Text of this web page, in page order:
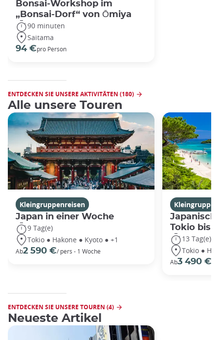
Bonsai-Workshop im
„Bonsai-Dorf“ von Ōmiya
90 minuten
Saitama
94 €pro Person
ENTDECKEN SIE UNSERE AKTIVITÄTEN (180)
Alle unsere Touren
Kleingruppenreisen
Japan in einer Woche
9 Tag(e)
Tokio ● Hakone ● Kyoto ● +1
Ab2 590 €/ pers - 1 Woche
Tokio bis
13 Tag(e)
Tokio ●
Ab3 490 €
ENTDECKEN SIE UNSERE TOUREN (4)
Neueste Artikel